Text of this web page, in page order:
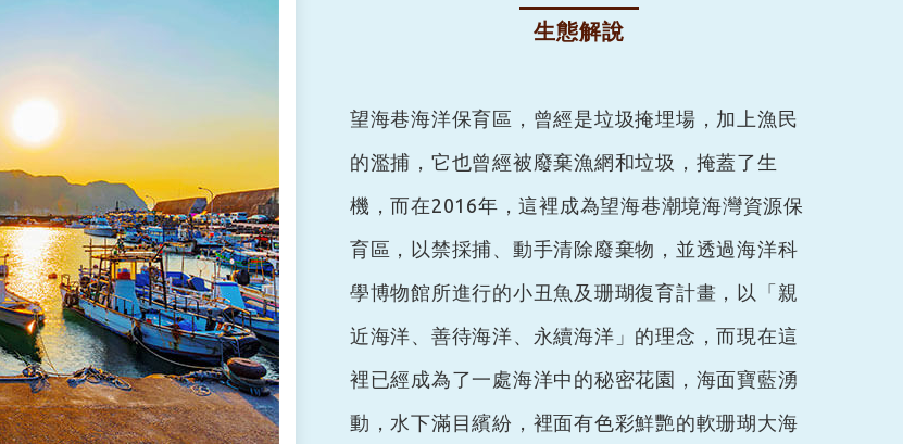
生態解說
望海巷海洋保育區，曾經是垃圾掩埋場，加上漁民
的濫捕，它也曾經被廢棄漁網和垃圾，掩蓋了生
機，而在2016年，這裡成為望海巷潮境海灣資源保
育區，以禁採捕、動手清除廢棄物，並透過海洋科
學博物館所進行的小丑魚及珊瑚復育計畫，以「親
近海洋、善待海洋、永續海洋」的理念，而現在這
裡已經成為了一處海洋中的秘密花園，海面寶藍湧
動，水下滿目繽紛，裡面有色彩鮮艷的軟珊瑚大海